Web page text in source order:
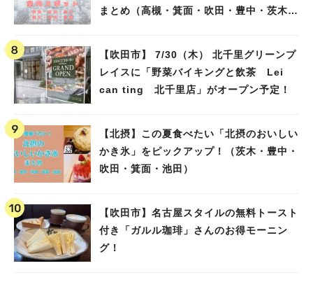
まとめ（高槻・箕面・吹田・豊中・茨木・
【吹田市】 7/30（木） 北千里グリーンプ
レイスに「野菜バイキングと飲茶 Lei
can ting 北千里店」がオープン予定！
【北摂】この夏食べたい「北摂のおいしい
かき氷」をピックアップ！（茨木・豊中・
吹田・箕面・池田）
【吹田市】名古屋スタイルの無料トースト
付き「ガルル珈琲」さんのお得モーニン
グ！